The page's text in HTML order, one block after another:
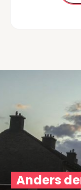
Anders